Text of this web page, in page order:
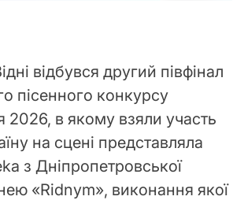
відбувся другий півфінал
пісенного конкурсу
2026, в якому взяли участь
на сцені представляла
з Дніпропетровської
«Ridnym», виконання якої